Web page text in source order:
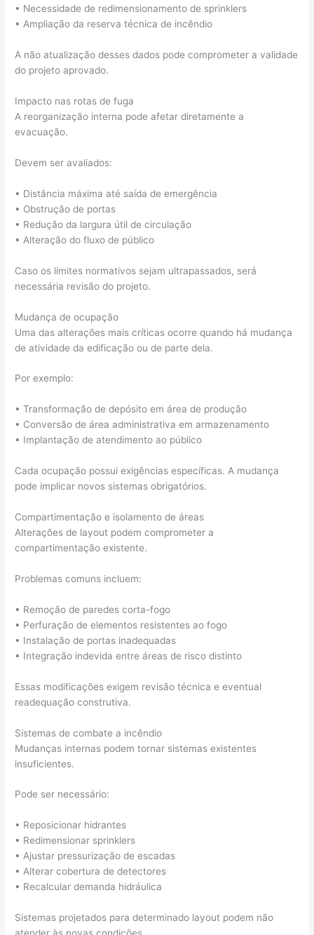
• Necessidade de redimensionamento de sprinklers
• Ampliação da reserva técnica de incêndio
A não atualização desses dados pode comprometer a validade
do projeto aprovado.
Impacto nas rotas de fuga
A reorganização interna pode afetar diretamente a
evacuação.
Devem ser avaliados:
• Distância máxima até saída de emergência
• Obstrução de portas
• Redução da largura útil de circulação
• Alteração do fluxo de público
Caso os limites normativos sejam ultrapassados, será
necessária revisão do projeto.
Mudança de ocupação
Uma das alterações mais críticas ocorre quando há mudança
de atividade da edificação ou de parte dela.
Por exemplo:
• Transformação de depósito em área de produção
• Conversão de área administrativa em armazenamento
• Implantação de atendimento ao público
Cada ocupação possui exigências específicas. A mudança
pode implicar novos sistemas obrigatórios.
Compartimentação e isolamento de áreas
Alterações de layout podem comprometer a
compartimentação existente.
Problemas comuns incluem:
• Remoção de paredes corta-fogo
• Perfuração de elementos resistentes ao fogo
• Instalação de portas inadequadas
• Integração indevida entre áreas de risco distinto
Essas modificações exigem revisão técnica e eventual
readequação construtiva.
Sistemas de combate a incêndio
Mudanças internas podem tornar sistemas existentes
insuficientes.
Pode ser necessário:
• Reposicionar hidrantes
• Redimensionar sprinklers
• Ajustar pressurização de escadas
• Alterar cobertura de detectores
• Recalcular demanda hidráulica
Sistemas projetados para determinado layout podem não